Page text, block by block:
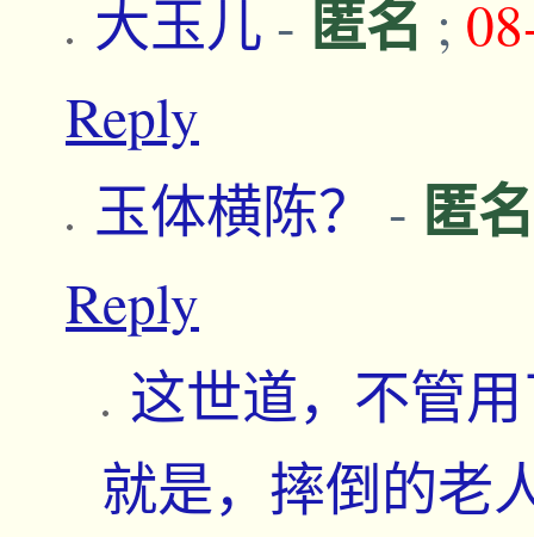
大玉儿 - 匿名 ;
Reply
玉体横陈？ - 匿名
Reply
这世道，不管
就是，摔倒的老